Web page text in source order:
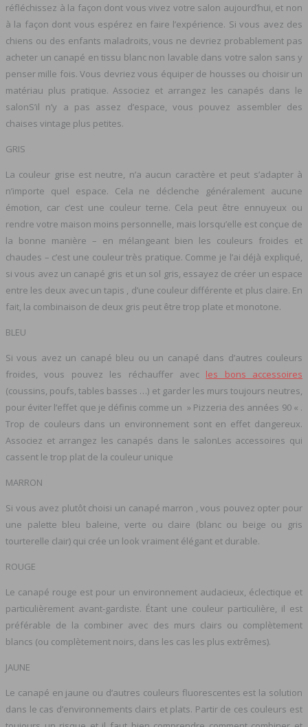
réfléchissez à la façon dont vous vivez votre salon aujourd’hui, et non
à la façon dont vous espérez en faire l’expérience. Si vous avez des
chiens ou des enfants maladroits, vous ne devriez probablement pas
acheter un canapé en tissu blanc non lavable dans votre salon sans y
penser mille fois. Vous devriez vous équiper de housses ou choisir un
matériau plus pratique. Associez et arrangez les canapés dans le
salonS’il n’y a pas assez d’espace, vous pouvez assembler des
chaises vintage plus petites.
GRIS
La couleur grise est neutre, n’a aucun caractère et peut s’adapter à
n’importe quel espace. Cela ne déclenche généralement aucune
émotion, car c’est une couleur terne. Cela peut être ennuyeux ou
rendre votre maison moins personnelle, mais lorsqu’elle est conçue de
la bonne manière – en mélangeant bien les couleurs froides et
chaudes – c’est une couleur très pratique. Comme je l’ai déjà expliqué,
si vous avez un canapé gris et un sol gris, essayez de créer un espace
entre les deux avec un tapis , d’une couleur différente et plus claire. En
fait, la combinaison de deux gris peut être trop plate et monotone.
BLEU
Si vous avez un canapé bleu ou un canapé dans d’autres couleurs
froides, vous pouvez les réchauffer avec les bons accessoires
(coussins, poufs, tables basses …) et garder les murs toujours neutres,
pour éviter l’effet que je définis comme un » Pizzeria des années 90 « .
Trop de couleurs dans un environnement sont en effet dangereux.
Associez et arrangez les canapés dans le salonLes accessoires qui
cassent le trop plat de la couleur unique
MARRON
Si vous avez plutôt choisi un canapé marron , vous pouvez opter pour
une palette bleu baleine, verte ou claire (blanc ou beige ou gris
tourterelle clair) qui crée un look vraiment élégant et durable.
ROUGE
Le canapé rouge est pour un environnement audacieux, éclectique et
particulièrement avant-gardiste. Étant une couleur particulière, il est
préférable de la combiner avec des murs clairs ou complètement
blancs (ou complètement noirs, dans les cas les plus extrêmes).
JAUNE
Le canapé en jaune ou d’autres couleurs fluorescentes est la solution
dans le cas d’environnements clairs et plats. Partir de ces couleurs est